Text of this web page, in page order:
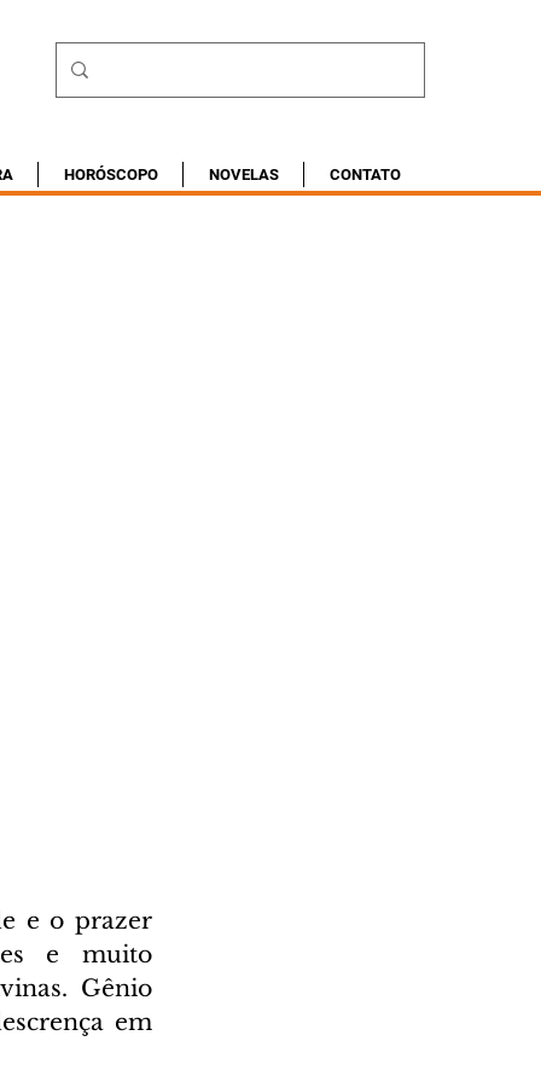
HORÓSCOPO NOVELAS CONTATO
e o prazer
e muito
Gênio
em